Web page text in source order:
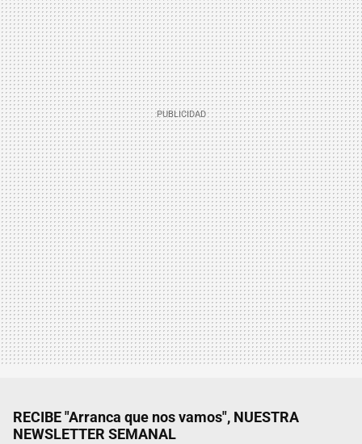
RECIBE "Arranca que nos vamos", NUESTRA
NEWSLETTER SEMANAL